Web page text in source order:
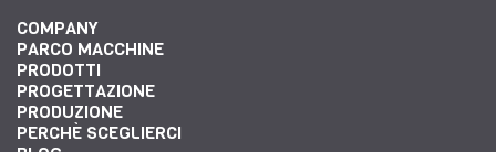
COMPANY
PARCO MACCHINE
PRODOTTI
PROGETTAZIONE
PRODUZIONE
PERCHÈ SCEGLIERCI